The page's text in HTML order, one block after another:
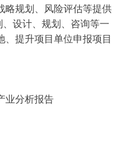
略规划、风险评估等提供
设计、规划、咨询等一
提升项目单位申报项目
业分析报告